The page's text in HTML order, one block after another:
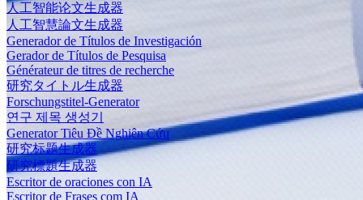
人工智能论文生成器
人工智慧論文生成器
Generador de Títulos de Investigación
Gerador de Títulos de Pesquisa
Générateur de titres de recherche
研究タイトル生成器
Forschungstitel-Generator
연구 제목 생성기
Generator Tiêu Đề Nghiên Cứu
研究标题生成器
研究標題生成器
Escritor de oraciones con IA
Escritor de Frases com IA